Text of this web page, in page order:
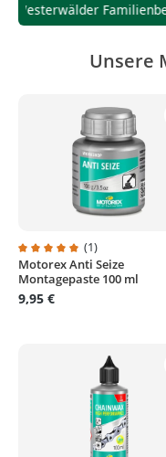
Westerwälder
Unsere
Durchschnittliche
(1)
Motorex Anti Seize
Montagepaste 100 ml
9,95 €